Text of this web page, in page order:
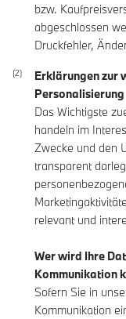
bzw.
abgeschlossen
Druckfehler,
Erklärungen zur
Personalisierung
Das Wichtigste
handeln im
Zwecke und den
transparent
relevant und
Wer wird Ihre
Kommunikation
Sofern Sie in
Kommunikation